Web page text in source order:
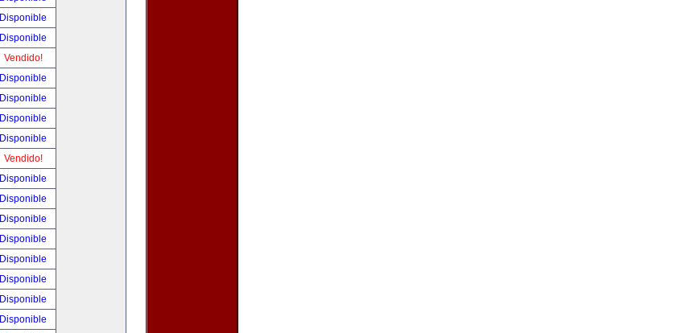
Disponible
Disponible
Vendido!
Disponible
Disponible
Disponible
Disponible
Vendido!
Disponible
Disponible
Disponible
Disponible
Disponible
Disponible
Disponible
Disponible